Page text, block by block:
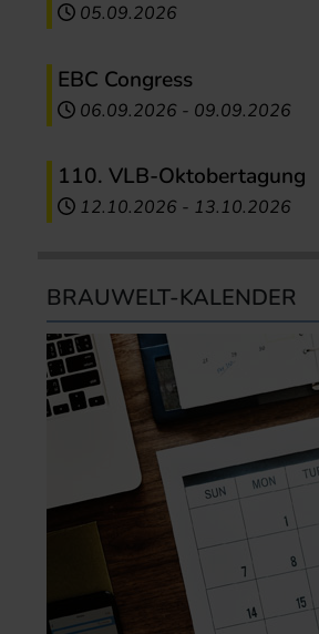
05.09.2026
EBC Congress
06.09.2026 - 09.09.2026
110. VLB-Oktobertagung
12.10.2026 - 13.10.2026
BRAUWELT-KALENDER